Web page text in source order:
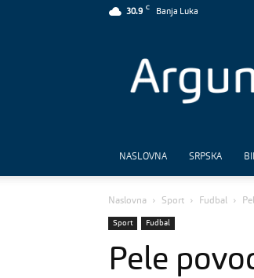
30.9
C
Banja Luka
NASLOVNA SRPSKA
Naslovna Sport Fudbal
Sport Fudbal
Pele